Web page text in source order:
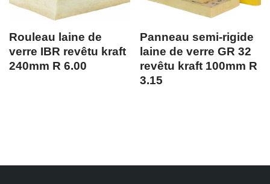
Rouleau laine de
verre IBR revêtu kraft
240mm R 6.00
Panneau semi-rigide
laine de verre GR 32
revêtu kraft 100mm R
3.15